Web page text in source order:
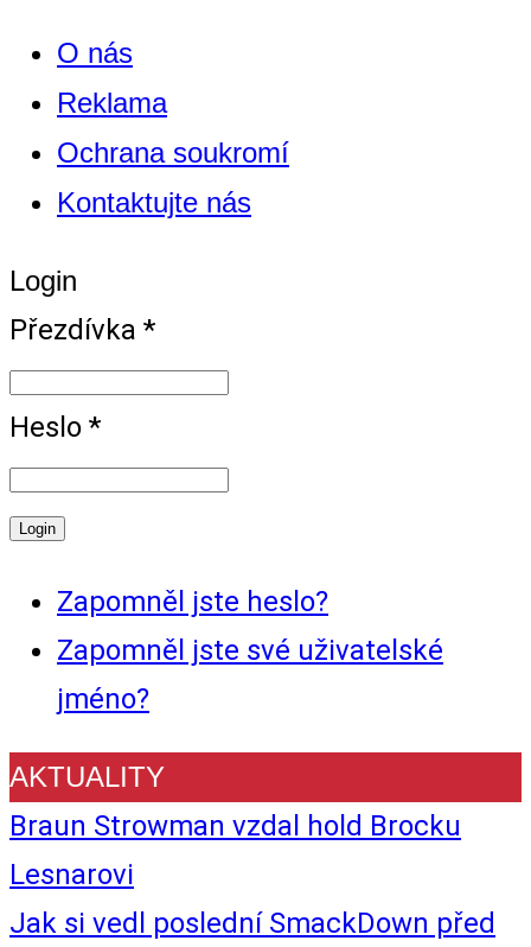
O nás
Reklama
Ochrana soukromí
Kontaktujte nás
Login
Přezdívka *
Heslo *
Zapomněl jste heslo?
Zapomněl jste své uživatelské
jméno?
AKTUALITY
Braun Strowman vzdal hold Brocku
Lesnarovi
Jak si vedl poslední SmackDown před